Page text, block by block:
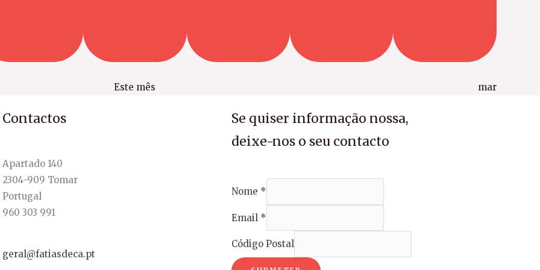
Este mês mar
Contactos
Apartado 140
2304-909 Tomar
Portugal
960 303 991
geral@fatiasdeca.pt
Se quiser informação nossa,
deixe-nos o seu contacto
Nome *
Email *
Código Postal